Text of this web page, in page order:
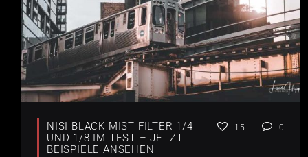
NISI BLACK MIST FILTER 1/4
UND 1/8 IM TEST – JETZT
BEISPIELE ANSEHEN
15 0